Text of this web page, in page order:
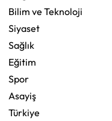
Bilim ve Teknoloji
Siyaset
Sağlık
Eğitim
Spor
Asayiş
Türkiye